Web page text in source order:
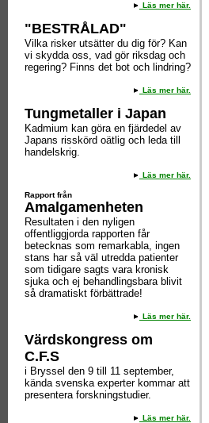
Läs mer här.
"BESTRÅLAD"
Vilka risker utsätter du dig för? Kan
vi skydda oss, vad gör riksdag och
regering? Finns det bot och lindring?
Läs mer här.
Tungmetaller i Japan
Kadmium kan göra en fjärdedel av
Japans risskörd oätlig och leda till
handelskrig.
Läs mer här.
Rapport från
Amalgamenheten
Resultaten i den nyligen
offentliggjorda rapporten får
betecknas som remarkabla, ingen
stans har så väl utredda patienter
som tidigare sagts vara kronisk
sjuka och ej behandlingsbara blivit
så dramatiskt förbättrade!
Läs mer här.
Värdskongress om
C.F.S
i Bryssel den 9 till 11 september,
kända svenska experter kommar att
presentera forskningstudier.
Läs mer här.